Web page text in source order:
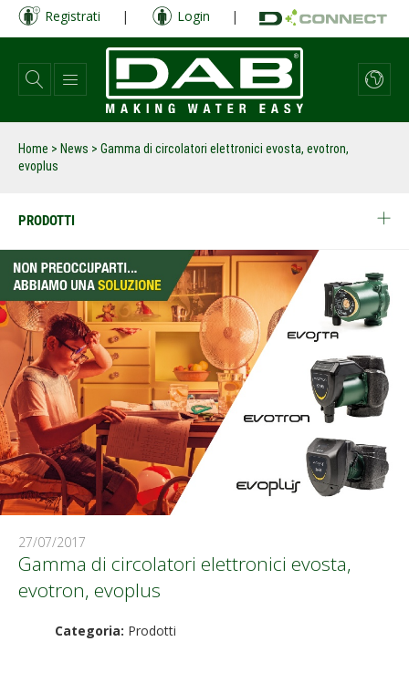
Salta
contenuto
principale
Registrati | Login |
Home > News > Gamma di circolatori elettronici evosta, evotron,
evoplus
PRODOTTI
27/07/2017
Gamma di circolatori elettronici evosta,
evotron, evoplus
Categoria: Prodotti